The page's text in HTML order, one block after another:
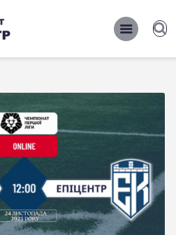
ФК ЕПІЦЕНТР
САЙТ ФК ЕПІЦЕНТР